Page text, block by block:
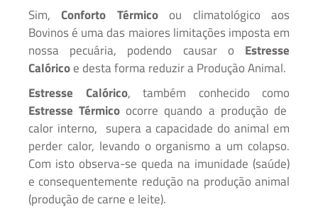
Sim,Conforto Térmicoou climatológico aos
Bovinos é uma das maiores limitações imposta em
nossa pecuária, podendo causar o Estresse
Calóricoe desta forma reduzir a Produção Animal.
Estresse Calórico, também conhecido como
Estresse Térmico ocorre quando a produção de
calor interno, supera a capacidade do animal em
perder calor, levando o organismo a um colapso.
Com isto observa-se queda na imunidade (saúde)
e consequentemente redução na produção animal
(produção de carne e leite).